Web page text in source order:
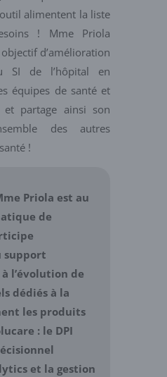
alimentent la liste
! Mme Priola
d’amélioration
SI de l’hôpital en
équipes de santé et
et partage ainsi son
des autres
!
Priola est au
de
support
l’évolution de
dédiés à la
les produits
: le DPI
et la gestion